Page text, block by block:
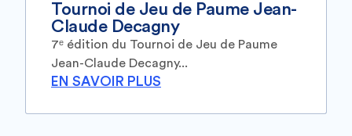
Tournoi de Jeu de Paume Jean-
Claude Decagny
7ᵉ édition du Tournoi de Jeu de Paume
Jean-Claude Decagny...
EN SAVOIR PLUS